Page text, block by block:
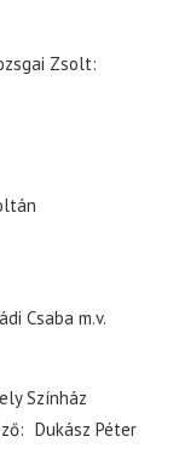
Zsolt
Csaba m.v.
Színház
Dukász Péter